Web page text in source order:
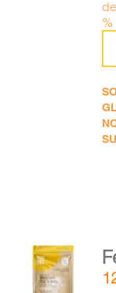
AJOUTER
AU
PANIER